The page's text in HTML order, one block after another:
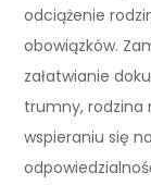
odciążenie
obowiązków.
załatwianie
trumny, rodzina
wspieraniu się